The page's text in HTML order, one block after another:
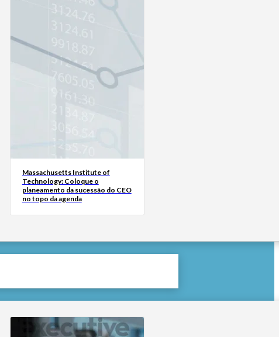
Massachusetts Institute of
Technology: Coloque o
planeamento da sucessão do CEO
no topo da agenda